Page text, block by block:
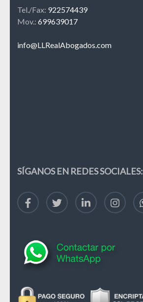
Tel./Fax: 922574439
Mov.: 699639017
info@LLRealAbogados.com
SÍGANOS EN REDES SOCIALES: